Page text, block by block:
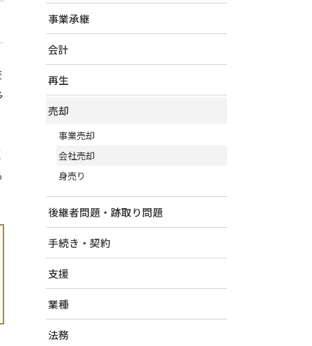
事業承継
会計
再生
売却
事業売却
会社売却
身売り
後継者問題・跡取り問題
手続き・契約
支援
業種
法務